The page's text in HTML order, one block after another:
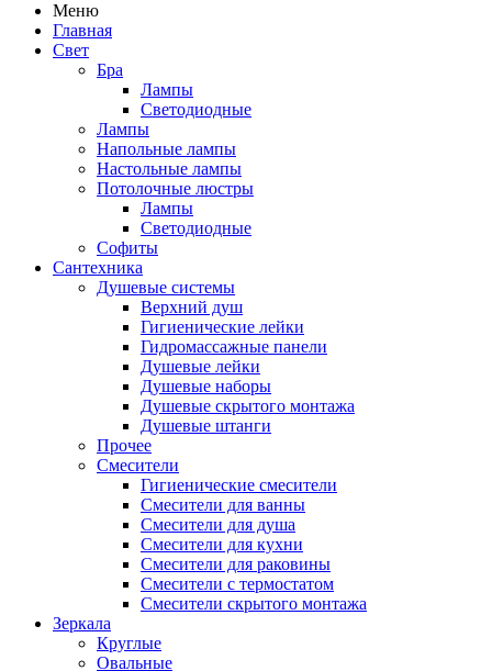
Меню
Главная
Свет
Бра
Лампы
Светодиодные
Лампы
Напольные лампы
Настольные лампы
Потолочные люстры
Лампы
Светодиодные
Софиты
Сантехника
Душевые системы
Верхний душ
Гигиенические лейки
Гидромассажные панели
Душевые лейки
Душевые наборы
Душевые скрытого монтажа
Душевые штанги
Прочее
Смесители
Гигиенические смесители
Смесители для ванны
Смесители для душа
Смесители для кухни
Смесители для раковины
Смесители с термостатом
Смесители скрытого монтажа
Зеркала
Круглые
Овальные